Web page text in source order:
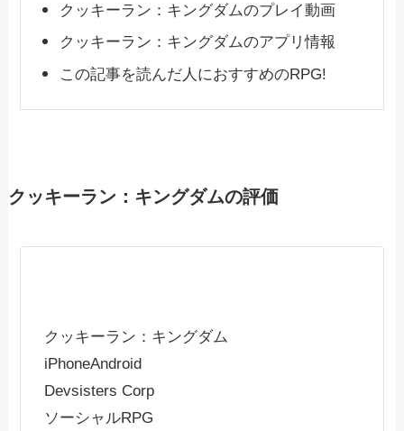
クッキーラン：キングダムのプレイ動画
クッキーラン：キングダムのアプリ情報
この記事を読んだ人におすすめのRPG!
クッキーラン：キングダムの評価
クッキーラン：キングダム
iPhoneAndroid
Devsisters Corp
ソーシャルRPG